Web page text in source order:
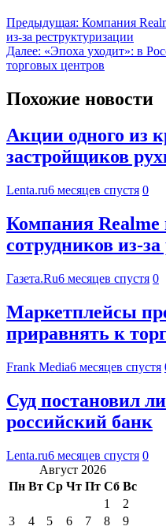
Предыдущая: Компания
из-за реструктуризации
Далее: «Эпоха уходит»: в
торговых центров
Похожие новости
Акции одного из
застройщиков
Lenta.ru6 месяцев спустя 0
Компания Realme
сотрудников из-
Газета.Ru6 месяцев спустя 0
Маркетплейсы
приравнять к
Frank Media6 месяцев спустя
Суд постановил
российский банк
Lenta.ru6 месяцев спустя 0
Август 2026
Пн Вт Ср Чт Пт Сб Вс
1
2
3
4 5 6 7 8
9